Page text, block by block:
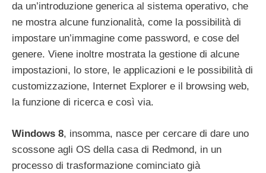
da un’introduzione generica al sistema operativo, che
ne mostra alcune funzionalità, come la possibilità di
impostare un’immagine come password, e cose del
genere. Viene inoltre mostrata la gestione di alcune
impostazioni, lo store, le applicazioni e le possibilità di
customizzazione, Internet Explorer e il browsing web,
la funzione di ricerca e così via.
Windows 8, insomma, nasce per cercare di dare uno
scossone agli OS della casa di Redmond, in un
processo di trasformazione cominciato già